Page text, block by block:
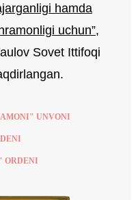
hamda
uchun”,
Sovet Ittifoqi
UNVONI
ORDENI